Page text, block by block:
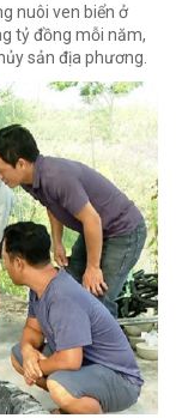
nuôi ven biển ở
tỷ đồng mỗi năm,
sản địa phương.